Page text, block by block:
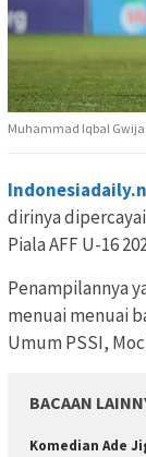
Muhammad Iqbal
dirinya
Piala AFF U-16
Penampilannya
menuai menuai
Umum PSSI,
BACAAN
Komedian Ade